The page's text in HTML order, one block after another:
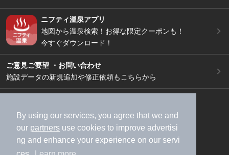
By using our services, you agree that we and
our partners use cookies to improve advertisi
ng and enhance your experience on our servi
ニフティ温泉アプリ
地図から温泉検索！お得な限定クーポンも！
今すぐダウンロード！
ご意見ご要望 ・お問い合わせ
施設データの新規追加や修正依頼もこちらから
加盟店募集（資料請求）
広告出稿のご案内
利用規約
ライフスタイルMEMBERS+規約
特定商取引法に基づく表記
ヘルプ
採用情報